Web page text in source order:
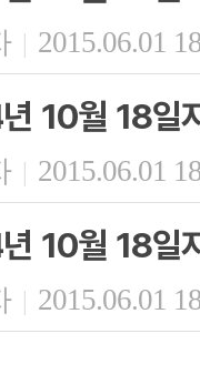
| 2015.06.01
10월 18일
| 2015.06.01
10월 18일
| 2015.06.01